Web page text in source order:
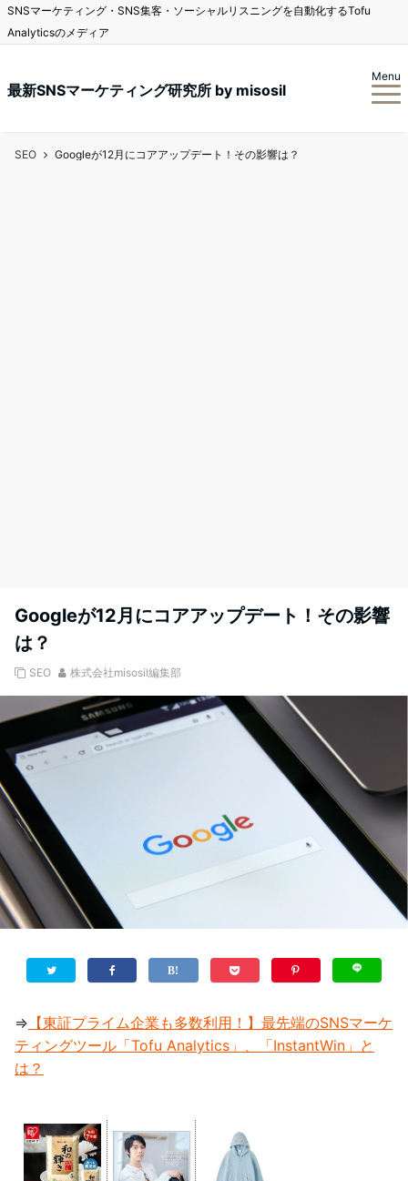
SNSマーケティング・SNS集客・ソーシャルリスニングを自動化するTofu
Analyticsのメディア
最新SNSマーケティング研究所 by misosil
Menu
SEO Googleが12月にコアアップデート！その影響は？
Googleが12月にコアアップデート！その影響
は？
SEO 株式会社misosil編集部
⇒ 【東証プライム企業も多数利用！】最先端のSNSマーケ
ティングツール「Tofu Analytics」、「InstantWin」と
は？